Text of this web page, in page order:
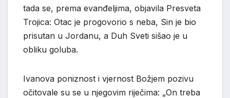
tada se, prema evanđeljima, objavila Presveta
Trojica: Otac je progovorio s neba, Sin je bio
prisutan u Jordanu, a Duh Sveti sišao je u
obliku goluba.
Ivanova poniznost i vjernost Božjem pozivu
očitovale su se u njegovim riječima: „On treba